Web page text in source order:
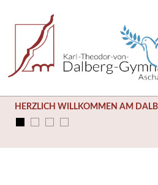
HERZLICH WILLKOMMEN AM